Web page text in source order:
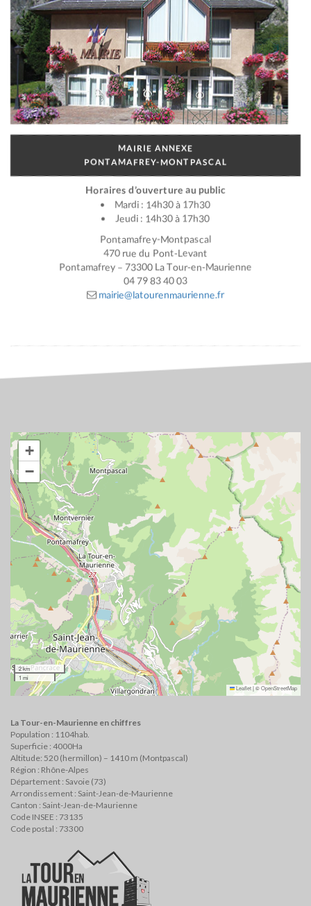
MAIRIE ANNEXE
PONTAMAFREY-MONTPASCAL
Horaires d’ouverture au public
Mardi : 14h30 à 17h30
Jeudi : 14h30 à 17h30
Pontamafrey-Montpascal
470 rue du Pont-Levant
Pontamafrey – 73300 La Tour-en-Maurienne
04 79 83 40 03
mairie@latourenmaurienne.fr
+
−
2 km
1 mi
Leaflet|©OpenStreetMap
La Tour-en-Maurienne en chiffres
Population : 1104hab.
Superficie : 4000Ha
Altitude: 520 (hermillon) – 1410 m (Montpascal)
Région : Rhône-Alpes
Département : Savoie (73)
Arrondissement : Saint-Jean-de-Maurienne
Canton : Saint-Jean-de-Maurienne
Code INSEE : 73135
Code postal : 73300